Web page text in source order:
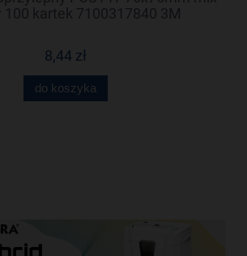
100 kartek 7100317840 3M
8,44 zł
do koszyka